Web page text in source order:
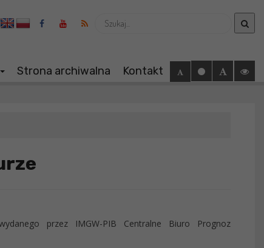
Wyszukaj
Strona archiwalna Kontakt
przez IMGW-PIB Centralne Biuro Prognoz